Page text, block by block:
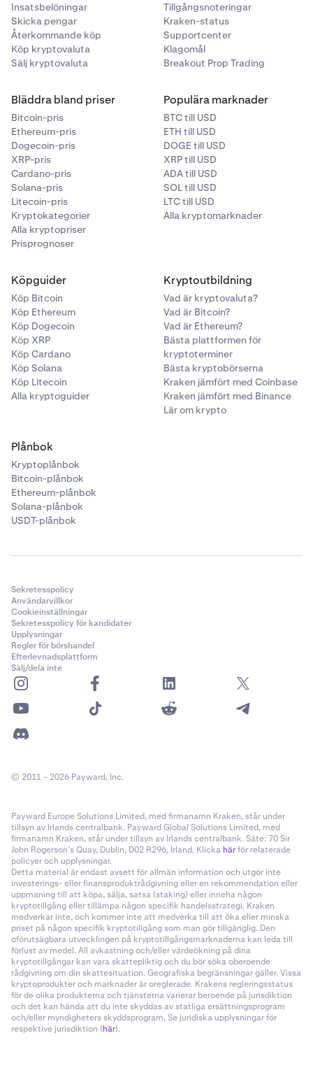
Insatsbelöningar
Skicka pengar
Återkommande köp
Köp kryptovaluta
Sälj kryptovaluta
Tillgångsnoteringar
Kraken-status
Supportcenter
Klagomål
Breakout Prop Trading
Bläddra bland priser
Bitcoin-pris
Ethereum-pris
Dogecoin-pris
XRP-pris
Cardano-pris
Solana-pris
Litecoin-pris
Kryptokategorier
Alla kryptopriser
Prisprognoser
Populära marknader
BTC till USD
ETH till USD
DOGE till USD
XRP till USD
ADA till USD
SOL till USD
LTC till USD
Alla kryptomarknader
Köpguider
Köp Bitcoin
Köp Ethereum
Köp Dogecoin
Köp XRP
Köp Cardano
Köp Solana
Köp Litecoin
Alla kryptoguider
Kryptoutbildning
Vad är kryptovaluta?
Vad är Bitcoin?
Vad är Ethereum?
Bästa plattformen för
kryptoterminer
Bästa kryptobörserna
Kraken jämfört med Coinbase
Kraken jämfört med Binance
Lär om krypto
Plånbok
Kryptoplånbok
Bitcoin-plånbok
Ethereum-plånbok
Solana-plånbok
USDT-plånbok
Sekretesspolicy
Användarvillkor
Cookieinställningar
Sekretesspolicy för kandidater
Upplysningar
Regler för börshandel
Efterlevnadsplattform
Sälj/dela inte
© 2011 – 2026 Payward, Inc.
Payward Europe Solutions Limited, med firmanamn Kraken, står under
tillsyn av Irlands centralbank. Payward Global Solutions Limited, med
firmanamn Kraken, står under tillsyn av Irlands centralbank. Säte: 70 Sir
John Rogerson’s Quay, Dublin, D02 R296, Irland. Klicka härför relaterade
policyer och upplysningar.
Detta material är endast avsett för allmän information och utgör inte
investerings- eller finansproduktrådgivning eller en rekommendation eller
uppmaning till att köpa, sälja, satsa (staking) eller inneha någon
kryptotillgång eller tillämpa någon specifik handelsstrategi. Kraken
medverkar inte, och kommer inte att medverka till att öka eller minska
priset på någon specifik kryptotillgång som man gör tillgänglig. Den
oförutsägbara utvecklingen på kryptotillgångsmarknaderna kan leda till
förlust av medel. All avkastning och/eller värdeökning på dina
kryptotillgångar kan vara skattepliktig och du bör söka oberoende
rådgivning om din skattesituation. Geografiska begränsningar gäller. Vissa
kryptoprodukter och marknader är oreglerade. Krakens regleringsstatus
för de olika produkterna och tjänsterna varierar beroende på jurisdiktion
och det kan hända att du inte skyddas av statliga ersättningsprogram
och/eller myndigheters skyddsprogram. Se juridiska upplysningar för
respektive jurisdiktion (här).